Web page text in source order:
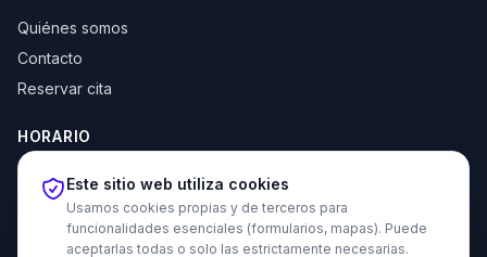
Quiénes somos
Contacto
Reservar cita
HORARIO
Lun–Jue: 10:00–14:00 y 16:30–20:00
Vie: 10:00–14:00
Este sitio web utiliza cookies
Usamos cookies propias y de terceros para
funcionalidades esenciales (formularios, mapas). Puede
aceptarlas todas o solo las estrictamente necesarias.